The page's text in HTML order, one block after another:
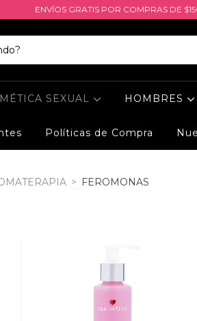
ENVÍOS GRATIS POR COMPRAS DE
SEXUAL HOMBRES
Políticas de Compra
> FEROMONAS